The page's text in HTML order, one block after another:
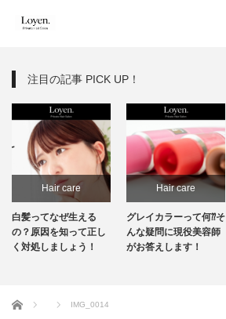
注目の記事 PICK UP！
Hair care
白髪ってなぜ生える
の？原因を知って正し
く対処しましょう！
Hair care
グレイカラーって何⁇そ
んな疑問に現役美容師
がお答えします！
ホーム IMG_0014